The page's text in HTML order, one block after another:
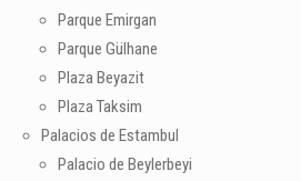
Parque Emirgan
Parque Gülhane
Plaza Beyazit
Plaza Taksim
Palacios de Estambul
Palacio de Beylerbeyi